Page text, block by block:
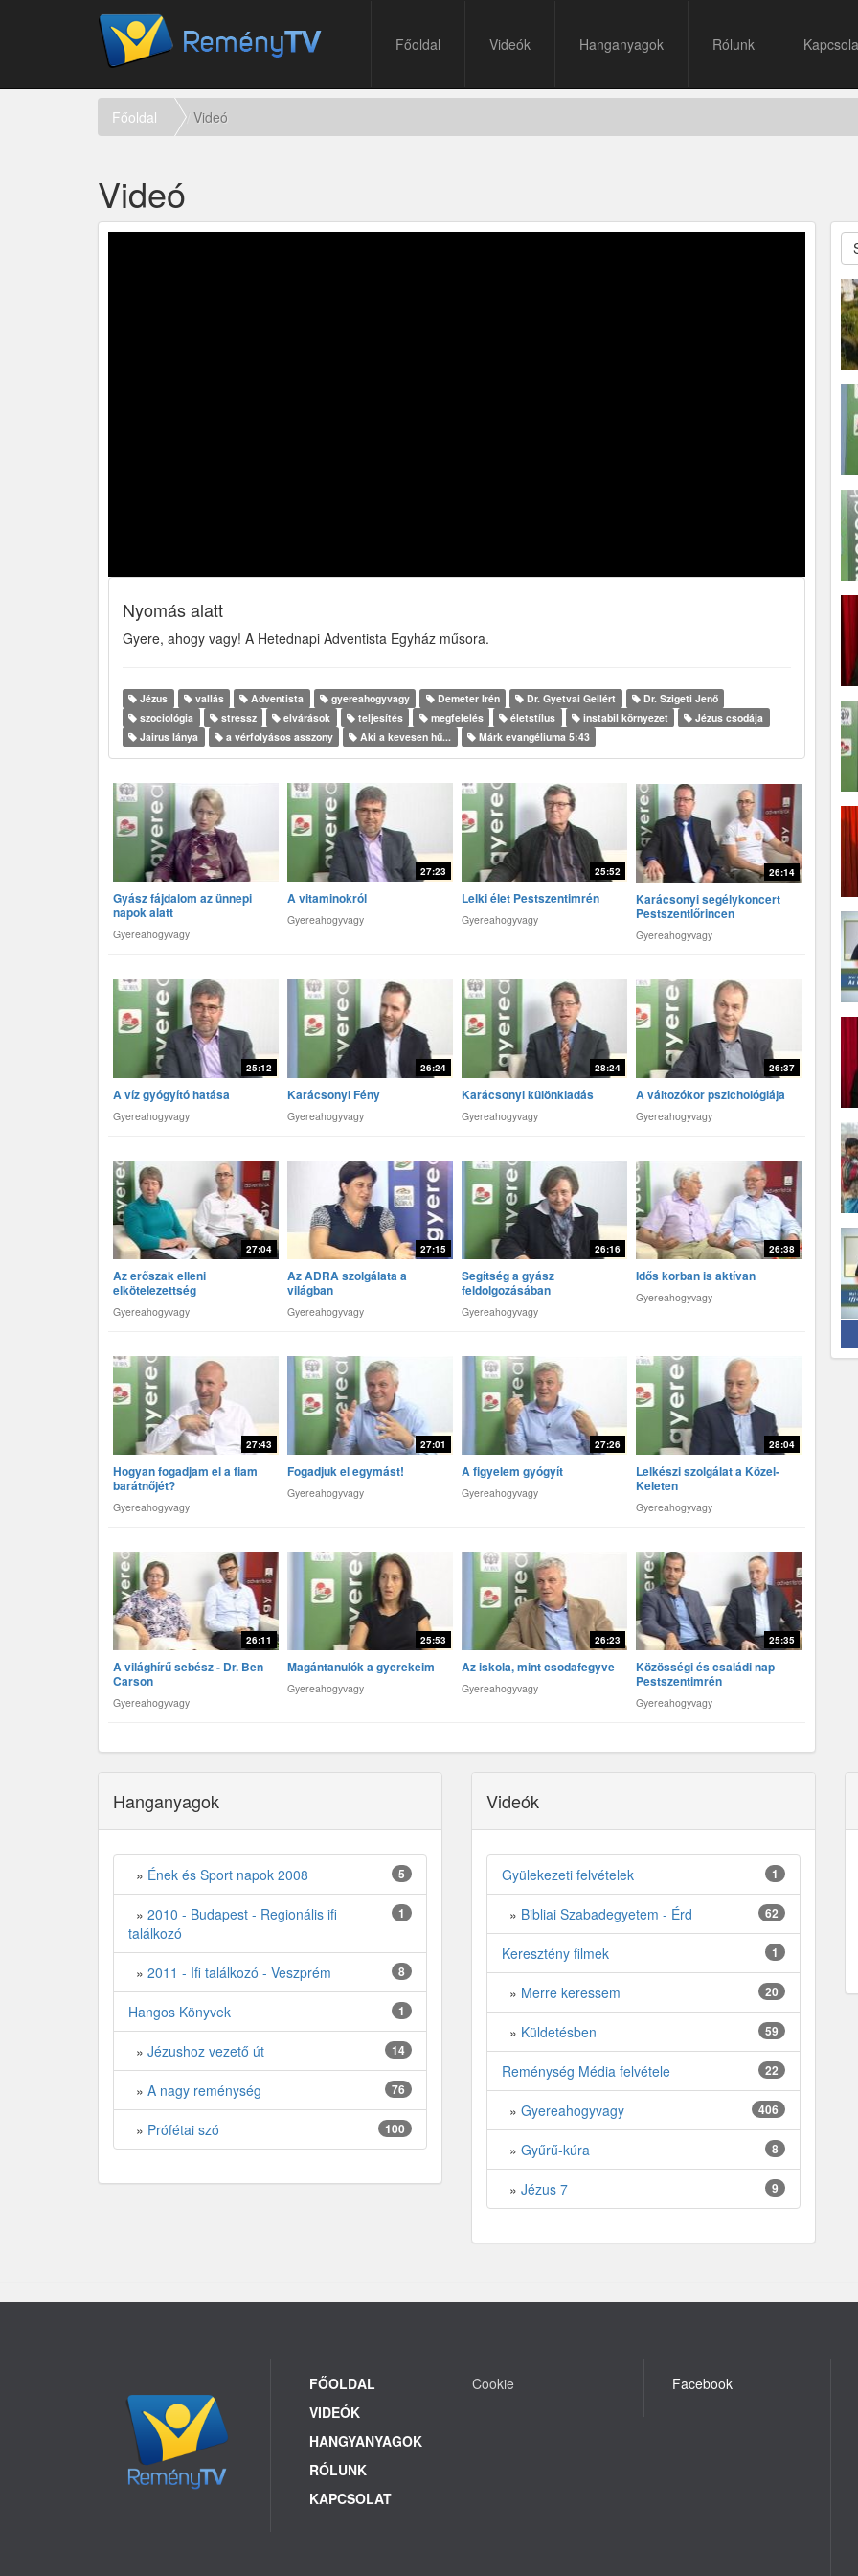
Főoldal Videók Hanganyagok Rólunk
Főoldal Videó
Videó
Nyomás alatt
Gyere, ahogy vagy! A Hetednapi Adventista Egyház műsora.
Jézus vallás Adventista gyereahogyvagy Demeter Irén Dr. Gyetvai Gellért
Dr. Szigeti Jenő
szociológia
stressz elvárások teljesítés megfelelés életstílus instabil környezet
Jézus csodája
Jairus lánya
a vérfolyásos asszony Aki a kevesen hű... Márk evangéliuma 5:43
Gyász fájdalom az ünnepi
napok alatt
Gyereahogyvagy
27:23
A vitaminokról
Gyereahogyvagy
25:52
Lelki élet Pestszentimrén
Gyereahogyvagy
26:14
Karácsonyi segélykoncert
Pestszentlőrincen
Gyereahogyvagy
25:12
A víz gyógyító hatása
Gyereahogyvagy
26:24
Karácsonyi Fény
Gyereahogyvagy
28:24
Karácsonyi különkiadás
Gyereahogyvagy
26:37
A változókor pszichológiája
Gyereahogyvagy
27:04
Az erőszak elleni
elkötelezettség
Gyereahogyvagy
27:15
Az ADRA szolgálata a
világban
Gyereahogyvagy
26:16
Segítség a gyász
feldolgozásában
Gyereahogyvagy
26:38
Idős korban is aktívan
Gyereahogyvagy
27:43
Hogyan fogadjam el a fiam
barátnőjét?
Gyereahogyvagy
27:01
Fogadjuk el egymást!
Gyereahogyvagy
27:26
A figyelem gyógyít
Gyereahogyvagy
28:04
Lelkészi szolgálat a Közel-
Keleten
Gyereahogyvagy
26:11
A világhírű sebész - Dr. Ben
Carson
Gyereahogyvagy
25:53
Magántanulók a gyerekeim
Gyereahogyvagy
26:23
Az iskola, mint csodafegyver
Gyereahogyvagy
25:35
Közösségi és családi nap
Pestszentimrén
Gyereahogyvagy
Hanganyagok
5
» Ének és Sport napok 2008
1
» 2010 - Budapest - Regionális ifi
találkozó
8
» 2011 - Ifi találkozó - Veszprém
1
Hangos Könyvek
14
» Jézushoz vezető út
76
» A nagy reménység
100
» Prófétai szó
Videók
1
Gyülekezeti felvételek
62
» Bibliai Szabadegyetem - Érd
1
Keresztény filmek
20
» Merre keressem
59
» Küldetésben
22
Reménység Média felvétele
406
» Gyereahogyvagy
8
» Gyűrű-kúra
9
» Jézus 7
FŐOLDAL
VIDEÓK
HANGYANYAGOK
RÓLUNK
KAPCSOLAT
Cookie Facebook